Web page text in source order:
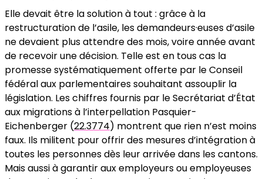
Elle devait être la solution à tout : grâce à la
restructuration de l’asile, les demandeurs·euses d’asile
ne devaient plus attendre des mois, voire année avant
de recevoir une décision. Telle est en tous cas la
promesse systématiquement offerte par le Conseil
fédéral aux parlementaires souhaitant assouplir la
législation. Les chiffres fournis par le Secrétariat d’État
aux migrations à l’interpellation Pasquier-
Eichenberger (22.3774) montrent que rien n’est moins
faux. Ils militent pour offrir des mesures d’intégration à
toutes les personnes dès leur arrivée dans les cantons.
Mais aussi à garantir aux employeurs ou employeuses